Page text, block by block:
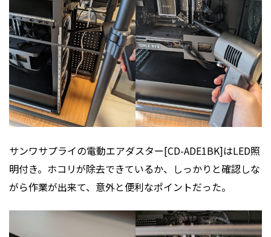
サンワサプライの電動エアダスター[CD-ADE1BK]はLED照
明付き。ホコリが除去できているか、しっかりと確認しな
がら作業が出来て、意外と便利なポイントだった。